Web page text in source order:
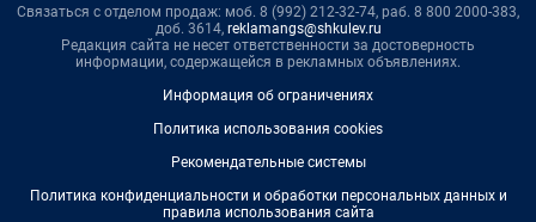
Связаться с отделом продаж: моб. 8 (992) 212-32-74, раб. 8 800 2000-383,
доб. 3614, reklamangs@shkulev.ru
Редакция сайта не несет ответственности за достоверность
информации, содержащейся в рекламных объявлениях.
Информация об ограничениях
Политика использования cookies
Рекомендательные системы
Политика конфиденциальности и обработки персональных данных и
правила использования сайта